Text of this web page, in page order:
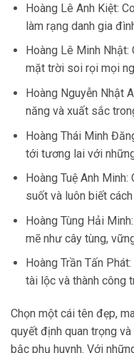
Hoàng Lê Anh Kiệt:
làm rạng danh gia
Hoàng Lê Minh Nhật:
mặt trời soi rọi mọi
Hoàng Nguyễn Nhật
năng và xuất sắc
Hoàng Thái Minh
tới tương lai với
Hoàng Tuệ Anh
suốt và luôn biết
Hoàng Tùng Hải
mẽ như cây tùng,
Hoàng Trần Tấn
tài lộc và thành công
Chọn một cái tên đẹp,
quyết định quan trọng
bậc phụ huynh. Với